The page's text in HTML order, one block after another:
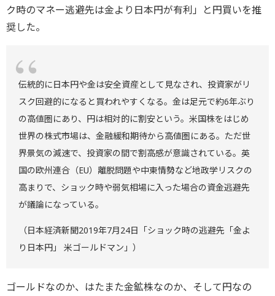
ク時のマネー逃避先は金より日本円が有利」と円買いを推
奨した。
伝統的に日本円や金は安全資産として見なされ、投資家がリ
スク回避的になると買われやすくなる。金は足元で約6年ぶり
の高値圏にあり、円は相対的に割安という。米国株をはじめ
世界の株式市場は、金融緩和期待から高値圏にある。ただ世
界景気の減速で、投資家の間で割高感が意識されている。英
国の欧州連合（EU）離脱問題や中東情勢など地政学リスクの
高まりで、ショック時や弱気相場に入った場合の資金逃避先
が議論になっている。
（日本経済新聞2019年7月24日「ショック時の逃避先「金よ
り日本円」 米ゴールドマン」）
ゴールドなのか、はたまた金鉱株なのか、そして円なの